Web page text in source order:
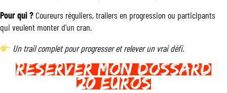
Pour qui ? Coureurs réguliers, trailers en progression ou participants
qui veulent monter d’un cran.
Un trail complet pour progresser et relever un vrai défi.
REserver mon dossard
20 euros